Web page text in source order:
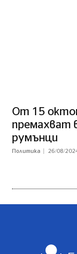
От 15
премахват
румънци
Политика 26/08/